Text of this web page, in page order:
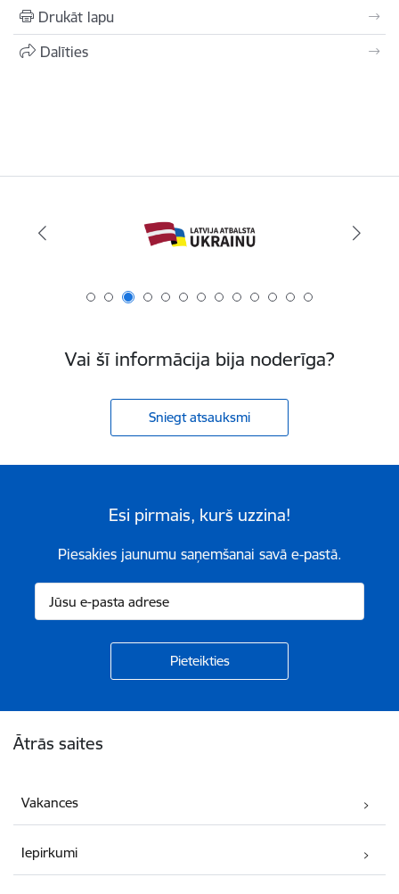
Drukāt lapu
Dalīties
Vai šī informācija bija noderīga?
Sniegt atsauksmi
Esi pirmais, kurš uzzina!
Piesakies jaunumu saņemšanai savā e-pastā.
Ātrās saites
Vakances
Iepirkumi